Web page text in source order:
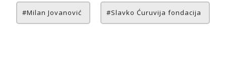
Milan Jovanović Slavko Ćuruvija fondacija